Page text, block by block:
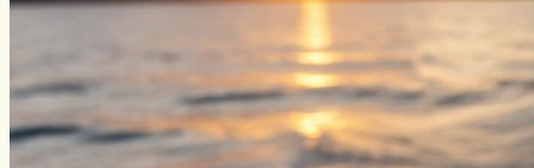
Уклейка
Фидер
Форель
Хариус
Чавыча